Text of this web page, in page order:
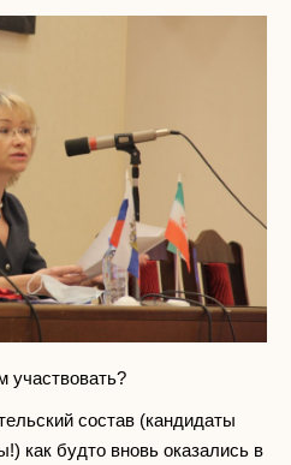
участвовать?
состав (кандидаты
как будто вновь оказались в